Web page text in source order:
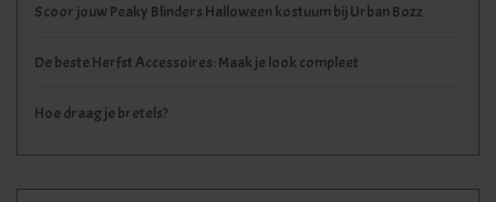
Scoor jouw Peaky Blinders Halloween kostuum bij Urban Bozz
De beste Herfst Accessoires: Maak je look compleet
Hoe draag je bretels?